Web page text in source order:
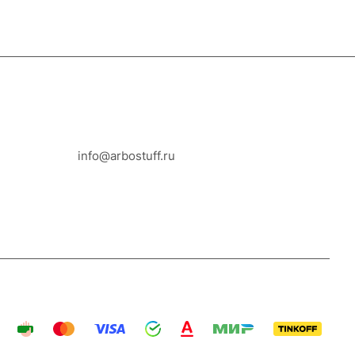
info@arbostuff.ru